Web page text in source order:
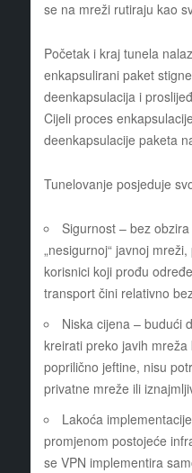
se na mreži rutiraju kao
Početak i kraj tunela
enkapsulirani paket
deenkapsulacija i
Cijeli proces
deenkapsulacije paketa
Tunelovanje posjeduje
Sigurnost – bez
„nesigurnoj“ javnoj
korisnici koji prođu
transport čini relativno
Niska cijena – budući
kreirati preko javih
poprilično jeftine, nisu
privatne mreže ili
Lakoća
promjenom postojeće
se VPN implementira